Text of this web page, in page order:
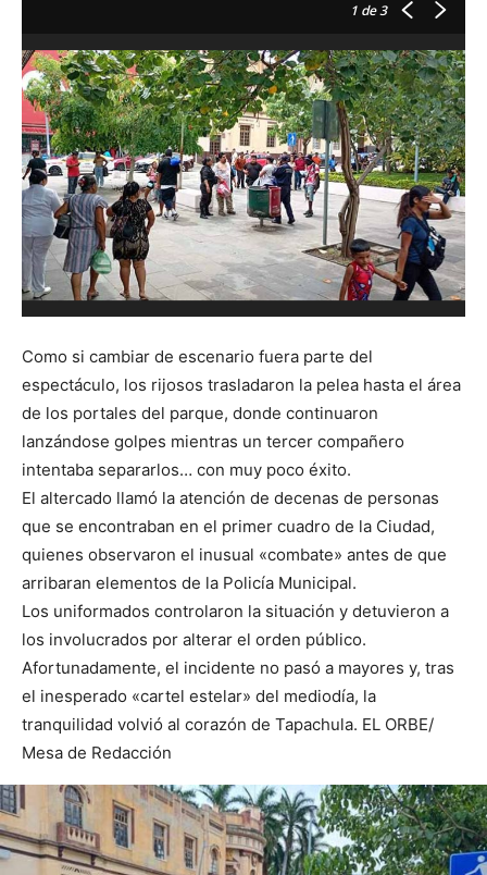
1 de 3
Como si cambiar de escenario fuera parte del
espectáculo, los rijosos trasladaron la pelea hasta el área
de los portales del parque, donde continuaron
lanzándose golpes mientras un tercer compañero
intentaba separarlos… con muy poco éxito.
El altercado llamó la atención de decenas de personas
que se encontraban en el primer cuadro de la Ciudad,
quienes observaron el inusual «combate» antes de que
arribaran elementos de la Policía Municipal.
Los uniformados controlaron la situación y detuvieron a
los involucrados por alterar el orden público.
Afortunadamente, el incidente no pasó a mayores y, tras
el inesperado «cartel estelar» del mediodía, la
tranquilidad volvió al corazón de Tapachula. EL ORBE/
Mesa de Redacción